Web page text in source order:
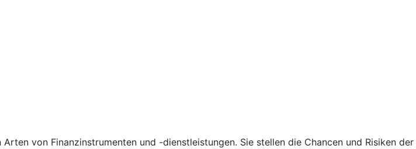
von Finanzinstrumenten und -dienstleistungen. Sie stellen die Chancen und Risiken der